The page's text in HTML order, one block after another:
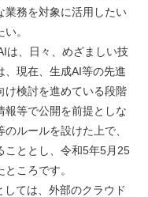
業務を対象に活用したい
。
は、日々、めざましい技
、現在、生成AI等の先進
け検討を進めている段階
報等で公開を前提としな
ルールを設けた上で、
こととし、令和5年5月25
ころです。
ては、外部のクラウド